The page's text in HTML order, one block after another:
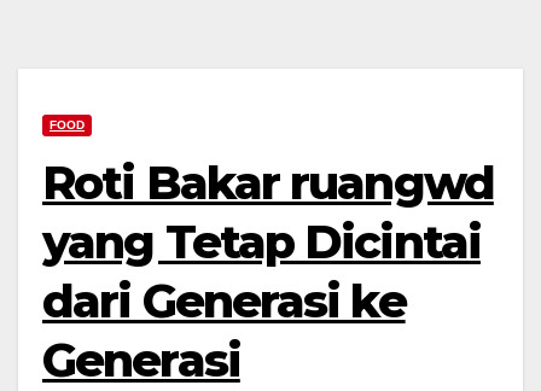
FOOD
Roti Bakar ruangwd
yang Tetap Dicintai
dari Generasi ke
Generasi